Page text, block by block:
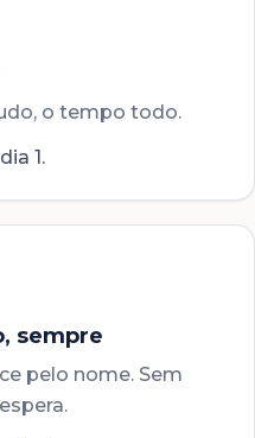
o tempo todo.
1.
sempre
pelo nome. Sem